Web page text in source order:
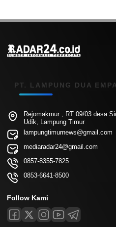
PT. LAMPUNG DUA
Rejomakmur , RT 09/03 desa
Udik, Lampung Timur
lampungtimurnews@gmail.com
mediaradar24@gmail.com
0857-8355-7825
0853-6641-8500
Follow Kami